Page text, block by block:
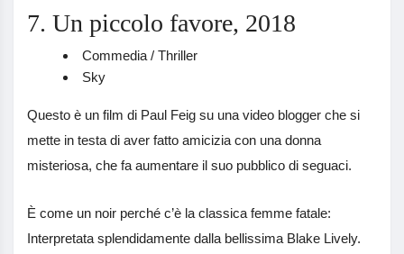
7. Un piccolo favore, 2018
Commedia / Thriller
Sky
Questo è un film di Paul Feig su una video blogger che si
mette in testa di aver fatto amicizia con una donna
misteriosa, che fa aumentare il suo pubblico di seguaci.
È come un noir perché c’è la classica femme fatale:
Interpretata splendidamente dalla bellissima Blake Lively.